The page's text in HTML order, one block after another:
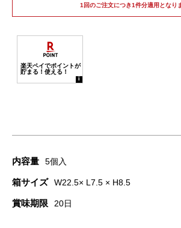
1回のご注文につき1件分適用となり
内容量 5個入
箱サイズ W22.5× L7.5 × H8.5
賞味期限 20日